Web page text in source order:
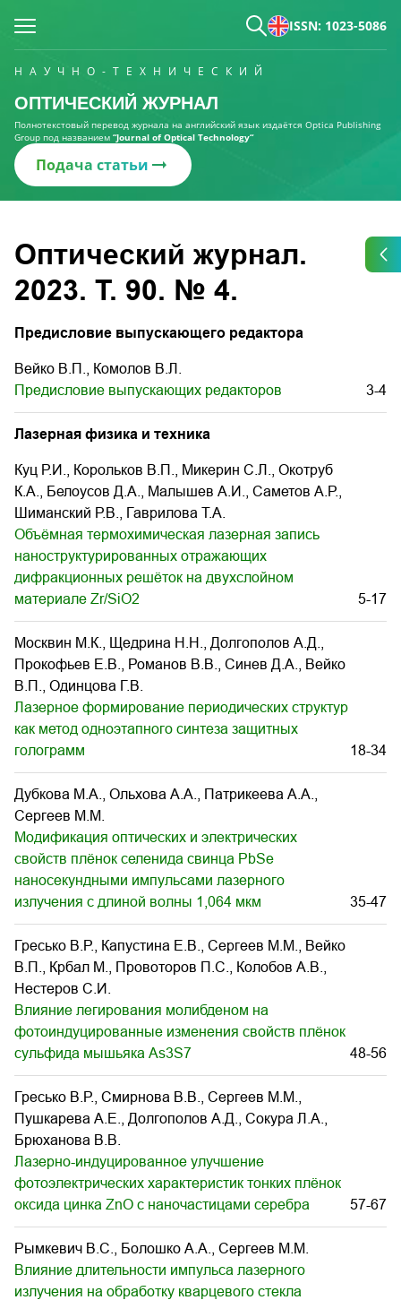
ISSN: 1023-5086
НАУЧНО-ТЕХНИЧЕСКИЙ
ОПТИЧЕСКИЙ ЖУРНАЛ
Полнотекстовый перевод журнала на английский язык издаётся Optica Publishing
Group под названием “Journal of Optical Technology“
Подача статьи
Оптический журнал.
2023. Т. 90. № 4.
Предисловие выпускающего редактора
Вейко В.П., Комолов В.Л.
Предисловие выпускающих редакторов
3-4
Лазерная физика и техника
Куц Р.И., Корольков В.П., Микерин С.Л., Окотруб
К.А., Белоусов Д.А., Малышев А.И., Саметов А.Р.,
Шиманский Р.В., Гаврилова Т.А.
Объёмная термохимическая лазерная запись
наноструктурированных отражающих
дифракционных решёток на двухслойном
материале Zr/SiO2
5-17
Москвин М.К., Щедрина Н.Н., Долгополов А.Д.,
Прокофьев Е.В., Романов В.В., Синев Д.А., Вейко
В.П., Одинцова Г.В.
Лазерное формирование периодических структур
как метод одноэтапного синтеза защитных
голограмм
18-34
Дубкова М.А., Ольхова А.А., Патрикеева А.А.,
Сергеев М.М.
Модификация оптических и электрических
свойств плёнок селенида свинца PbSe
наносекундными импульсами лазерного
излучения с длиной волны 1,064 мкм
35-47
Гресько В.Р., Капустина Е.В., Сергеев М.М., Вейко
В.П., Крбал М., Провоторов П.С., Колобов А.В.,
Нестеров С.И.
Влияние легирования молибденом на
фотоиндуцированные изменения свойств плёнок
сульфида мышьяка As3S7
48-56
Гресько В.Р., Смирнова В.В., Сергеев М.М.,
Пушкарева А.Е., Долгополов А.Д., Сокура Л.А.,
Брюханова В.В.
Лазерно-индуцированное улучшение
фотоэлектрических характеристик тонких плёнок
оксида цинка ZnO с наночастицами серебра
57-67
Рымкевич В.С., Болошко А.А., Сергеев М.М.
Влияние длительности импульса лазерного
излучения на обработку кварцевого стекла